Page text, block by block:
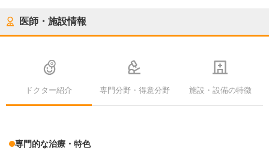
医師・施設情報
ドクター紹介 専門分野・得意分野 施設・設備の特徴
専門的な治療・特色